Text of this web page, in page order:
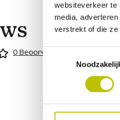
websiteverkeer te
media,
verstrekt of die
Toestemmingsselectie
op de achterkant
met omslag
0 Beoordeling